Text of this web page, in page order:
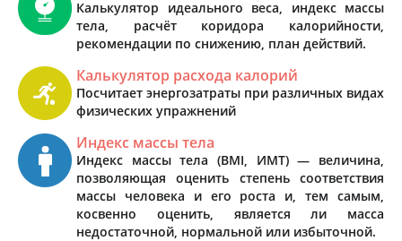
Калькулятор идеального веса, индекс массы
тела, расчёт коридора калорийности,
рекомендации по снижению, план действий.
Калькулятор расхода калорий
Посчитает энергозатраты при различных видах
физических упражнений
Индекс массы тела
Индекс массы тела (BMI, ИМТ) — величина,
позволяющая оценить степень соответствия
массы человека и его роста и, тем самым,
косвенно оценить, является ли масса
недостаточной, нормальной или избыточной.